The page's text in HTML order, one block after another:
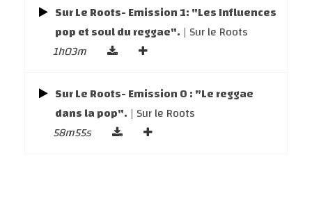
Sur Le Roots- Emission 1: "Les Influences
pop et soul du reggae". | Sur le Roots
1h03m
Sur Le Roots- Emission 0 : "Le reggae
dans la pop". | Sur le Roots
58m55s